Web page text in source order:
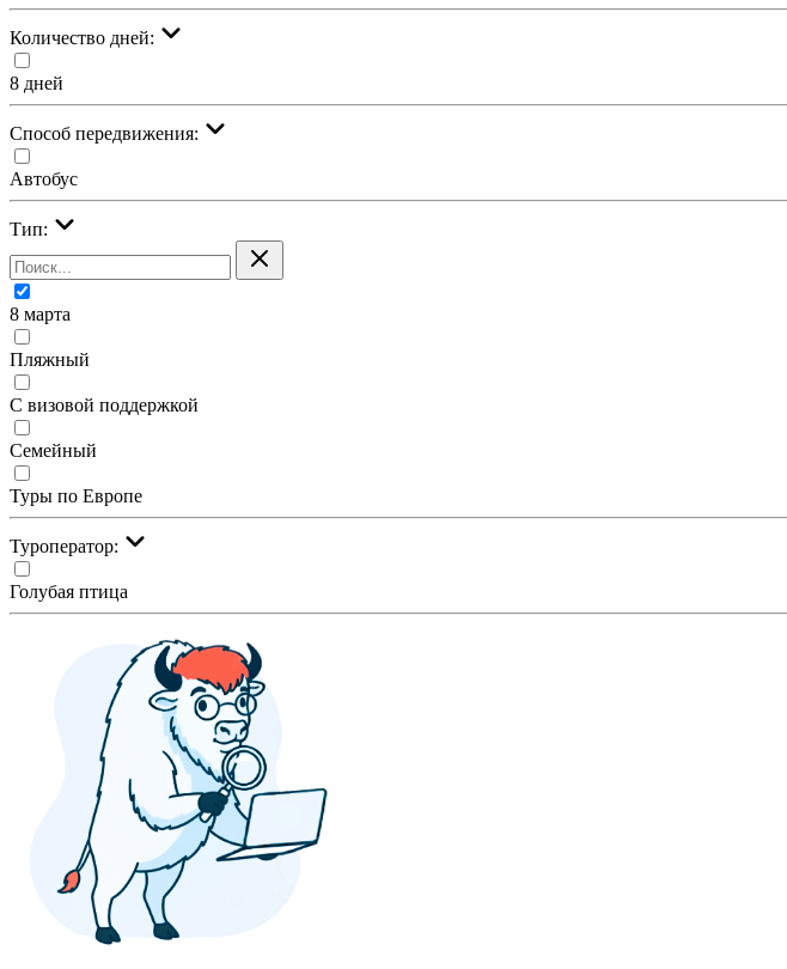
Количество дней:
8 дней
Cпособ передвижения:
Автобус
Тип:
8 марта
Пляжный
С визовой поддержкой
Семейный
Туры по Европе
Туроператор:
Голубая птица